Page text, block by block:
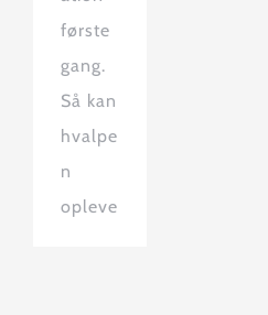
første
gang.
Så kan
hvalpe
n
opleve